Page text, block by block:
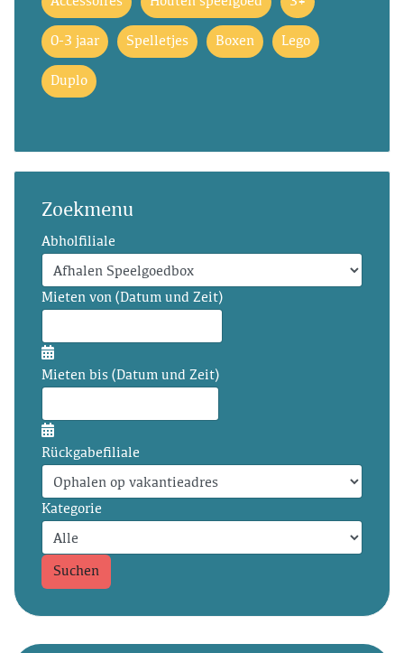
0-3 jaar Spelletjes Boxen Lego
Duplo
Zoekmenu
Abholfiliale
Mieten von (Datum und Zeit)
Mieten bis (Datum und Zeit)
Rückgabefiliale
Kategorie
Suchen